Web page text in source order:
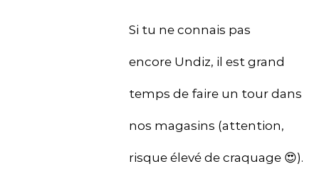
Si tu ne connais pas
encore Undiz, il est grand
temps de faire un tour dans
nos magasins (attention,
risque élevé de craquage 😍).